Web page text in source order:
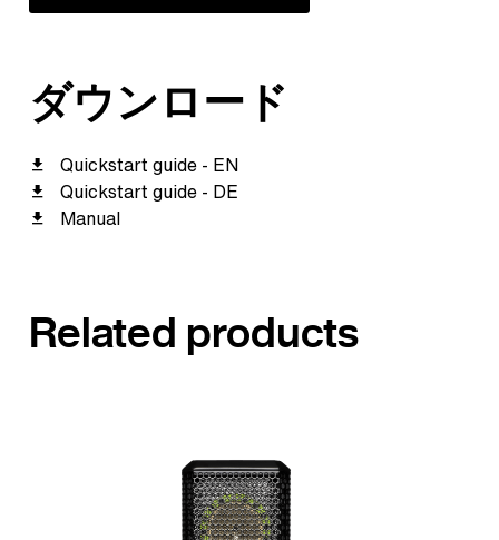
ダウンロード
Quickstart guide - EN
Quickstart guide - DE
Manual
Related products